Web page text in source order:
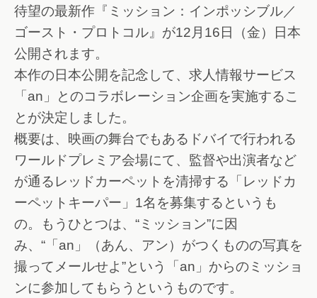
待望の最新作『ミッション：インポッシブル／
ゴースト・プロトコル』が12月16日（金）日本
公開されます。
本作の日本公開を記念して、求人情報サービス
「an」とのコラボレーション企画を実施するこ
とが決定しました。
概要は、映画の舞台でもあるドバイで行われる
ワールドプレミア会場にて、監督や出演者など
が通るレッドカーペットを清掃する「レッドカ
ーペットキーパー」1名を募集するというも
の。もうひとつは、“ミッション”に因
み、“「an」（あん、アン）がつくものの写真を
撮ってメールせよ”という「an」からのミッショ
ンに参加してもらうというものです。